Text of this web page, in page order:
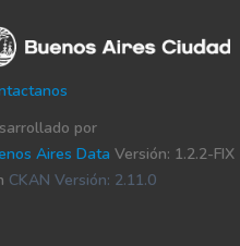
por
Aires Data Versión: 1.2.2-FIX
CKAN Versión: 2.11.0